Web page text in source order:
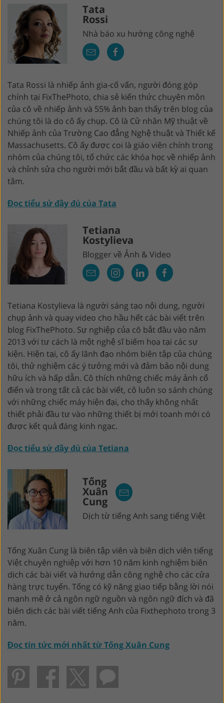
Tata
Rossi
Nhà báo xu hướng công nghệ
Tata Rossi là nhiếp ảnh gia-cố vấn, người đóng góp
chính tại FixThePhoto, chia sẻ kiến ​​thức chuyên môn
của cô về nhiếp ảnh và 55% ảnh bạn thấy trên blog của
chúng tôi là do cô ấy chụp. Cô là Cử nhân Mỹ thuật về
Nhiếp ảnh của Trường Cao đẳng Nghệ thuật và Thiết kế
Massachusetts. Cô ấy được coi là giáo viên chính trong
nhóm của chúng tôi, tổ chức các khóa học về nhiếp ảnh
và chỉnh sửa cho người mới bắt đầu và bất kỳ ai quan
tâm.
Đọc tiểu sử đầy đủ của Tata
Tetiana
Kostylieva
Blogger về Ảnh & Video
Tetiana Kostylieva là người sáng tạo nội dung, người
chụp ảnh và quay video cho hầu hết các bài viết trên
blog FixThePhoto. Sự nghiệp của cô bắt đầu vào năm
2013 với tư cách là một nghệ sĩ biếm họa tại các sự
kiện. Hiện tại, cô ấy lãnh đạo nhóm biên tập của chúng
tôi, thử nghiệm các ý tưởng mới và đảm bảo nội dung
hữu ích và hấp dẫn. Cô thích những chiếc máy ảnh cổ
điển và trong tất cả các bài viết, cô luôn so sánh chúng
với những chiếc máy hiện đại, cho thấy không nhất
thiết phải đầu tư vào những thiết bị mới toanh mới có
được kết quả đáng kinh ngạc.
Đọc tiểu sử đầy đủ của Tetiana
Tống
Xuân
Cung
Dịch từ tiếng Anh sang tiếng Việt
Tống Xuân Cung là biên tập viên và biên dịch viên tiếng
Việt chuyên nghiệp với hơn 10 năm kinh nghiệm biên
dịch các bài viết và hướng dẫn công nghệ cho các cửa
hàng trực tuyến. Tống có kỹ năng giao tiếp bằng lời nói
mạnh mẽ ở cả ngôn ngữ nguồn và ngôn ngữ đích và đã
biên dịch các bài viết tiếng Anh của Fixthephoto trong 3
năm.
Đọc tin tức mới nhất từ ​​Tống Xuân Cung